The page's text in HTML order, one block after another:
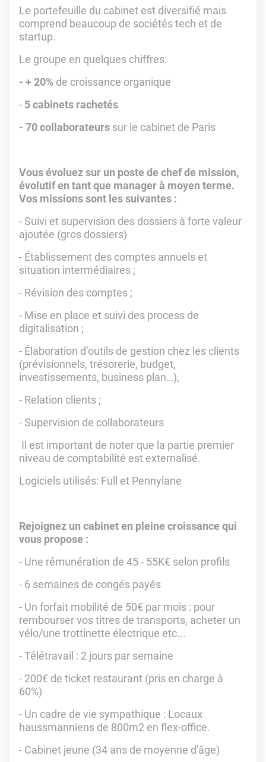
Le portefeuille du cabinet est diversifié mais
comprend beaucoup de sociétés tech et de
startup.
Le groupe en quelques chiffres:
- + 20% de croissance organique
- 5 cabinets rachetés
- 70 collaborateurs sur le cabinet de Paris
Vous évoluez sur un poste de chef de mission,
évolutif en tant que manager à moyen terme.
Vos missions sont les suivantes :
- Suivi et supervision des dossiers à forte valeur
ajoutée (gros dossiers)
- Établissement des comptes annuels et
situation intermédiaires ;
- Révision des comptes ;
- Mise en place et suivi des process de
digitalisation ;
- Élaboration d’outils de gestion chez les clients
(prévisionnels, trésorerie, budget,
investissements, business plan…),
- Relation clients ;
- Supervision de collaborateurs
Il est important de noter que la partie premier
niveau de comptabilité est externalisé.
Logiciels utilisés: Full et Pennylane
Rejoignez un cabinet en pleine croissance qui
vous propose :
- Une rémunération de 45 - 55K€ selon profils
- 6 semaines de congés payés
- Un forfait mobilité de 50€ par mois : pour
rembourser vos titres de transports, acheter un
vélo/une trottinette électrique etc...
- Télétravail : 2 jours par semaine
- 200€ de ticket restaurant (pris en charge à
60%)
- Un cadre de vie sympathique : Locaux
haussmanniens de 800m2 en flex-office.
- Cabinet jeune (34 ans de moyenne d'âge)